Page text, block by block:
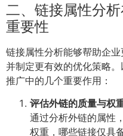
二、链接属性分
重要性
链接属性分析能够帮助企
并制定更有效的优化策略
推广中的几个重要作用：
评估外链的质量与权
通过分析外链的属性
权重，哪些链接仅具